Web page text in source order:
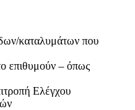
καταλυμάτων που
επιθυμούν – όπως
Ελέγχου